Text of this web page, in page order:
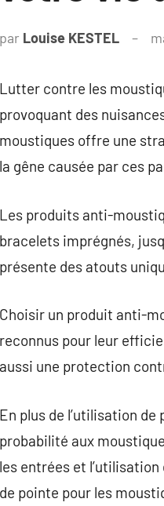
par Louise KESTEL
Lutter contre les
provoquant des
moustiques offre une
la gêne causée par ces
Les produits anti-
bracelets imprégnés,
présente des atouts
Choisir un produit anti-
reconnus pour leur
aussi une protection
En plus de l’utilisation
probabilité aux
les entrées et
de pointe pour les